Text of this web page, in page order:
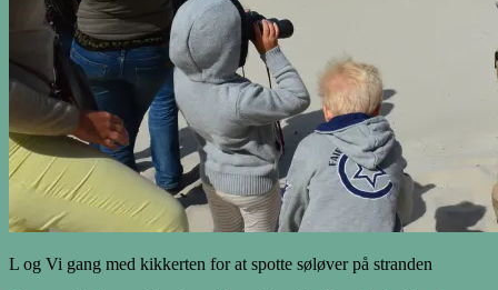
L og Vi gang med kikkerten for at spotte søløver på stranden